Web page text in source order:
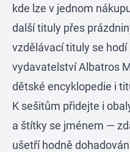
kde lze v jednom
další tituly přes
vzdělávací tituly se
vydavatelstvíAlbatros
dětské encyklopedie i
K sešitům přidejte i
a štítky se jménem —
ušetří hodně